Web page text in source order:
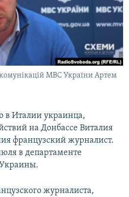
МВС України Артем
в Италии украинца,
на Донбассе Виталия
французский журналист.
в департаменте
журналиста,